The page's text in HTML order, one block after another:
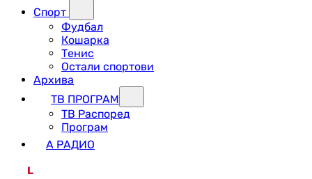
Спорт
Фудбал
Кошарка
Тенис
Остали спортови
Архива
ТВ ПРОГРАМ
ТВ Распоред
Програм
А РАДИО
L